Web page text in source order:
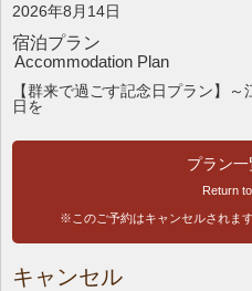
2026年8月14日
宿泊プラン
Accommodation Plan
【群来で過ごす記念日プラン】
日を
プラン
Return
※このご予約はキャンセルされま
キャンセル